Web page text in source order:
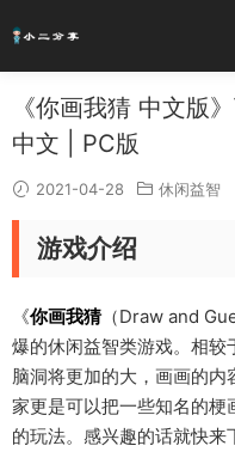
《你画我猜 中文版
中文 | PC版
2021-04-28 休闲益智
游戏介绍
《你画我猜（Draw and
爆的休闲益智类游戏。相较
脑洞将更加的大，画画的
家更是可以把一些知名的
的玩法。感兴趣的话就快来